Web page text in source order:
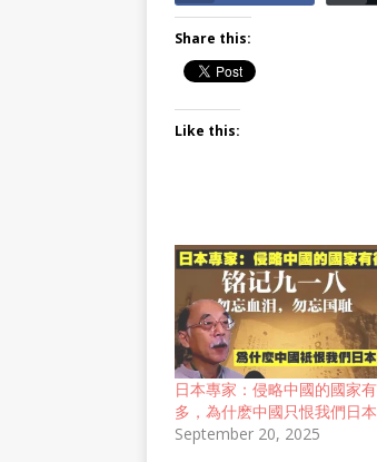
Share this:
Like this:
日本專家：侵略中國的國家
多，為什麽中國只恨我們日
September 20, 2025